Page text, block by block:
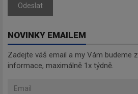
Odeslat
NOVINKY EMAILEM
Zadejte váš email a my Vám budeme
informace, maximálně 1x týdně.